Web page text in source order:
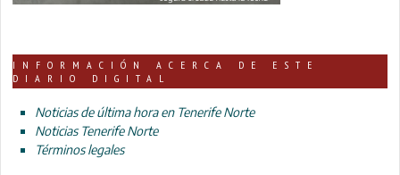
INFORMACIÓN ACERCA DE ESTE
DIARIO DIGITAL
Noticias de última hora en Tenerife Norte
Noticias Tenerife Norte
Términos legales